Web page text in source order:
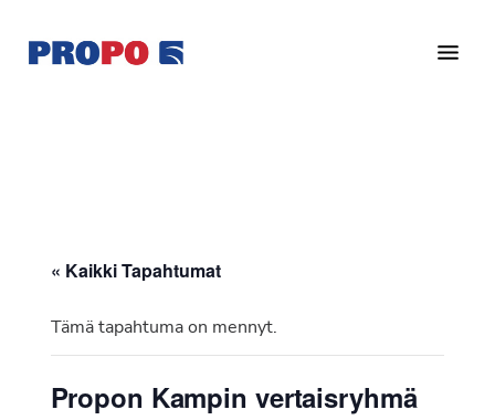
pääsisältöön
alatunnisteeseen
Ry
vuonna
« Kaikki Tapahtumat
Tämä tapahtuma on mennyt.
Propon Kampin vertaisryhmä